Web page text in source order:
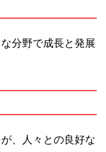
分野で成長と発展
、人々との良好な